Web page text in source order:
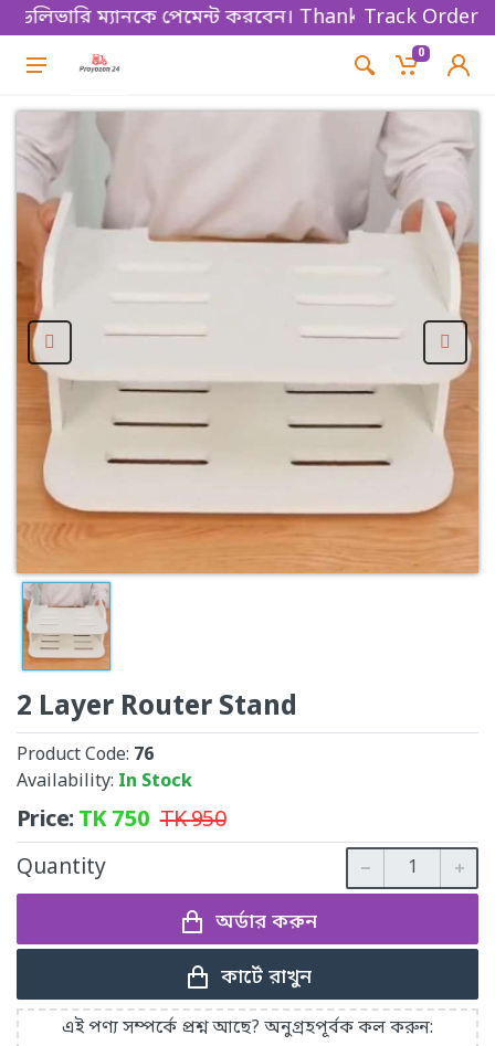
ম্যানকে পেমেন্ট করবেন। Thanks for shopping!
Track Order
0
2 Layer Router Stand
Product Code: 76
Availability: In Stock
Price:TK750 TK950
Quantity
অর্ডার করুন
কার্টে রাখুন
এই পণ্য সম্পর্কে প্রশ্ন আছে? অনুগ্রহপূর্বক কল করুন: